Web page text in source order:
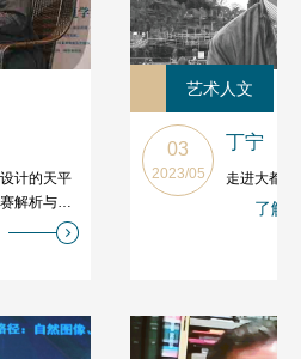
计的天平
解析与因
艺术人文
03
2023/05
丁宁
走进大都
了解